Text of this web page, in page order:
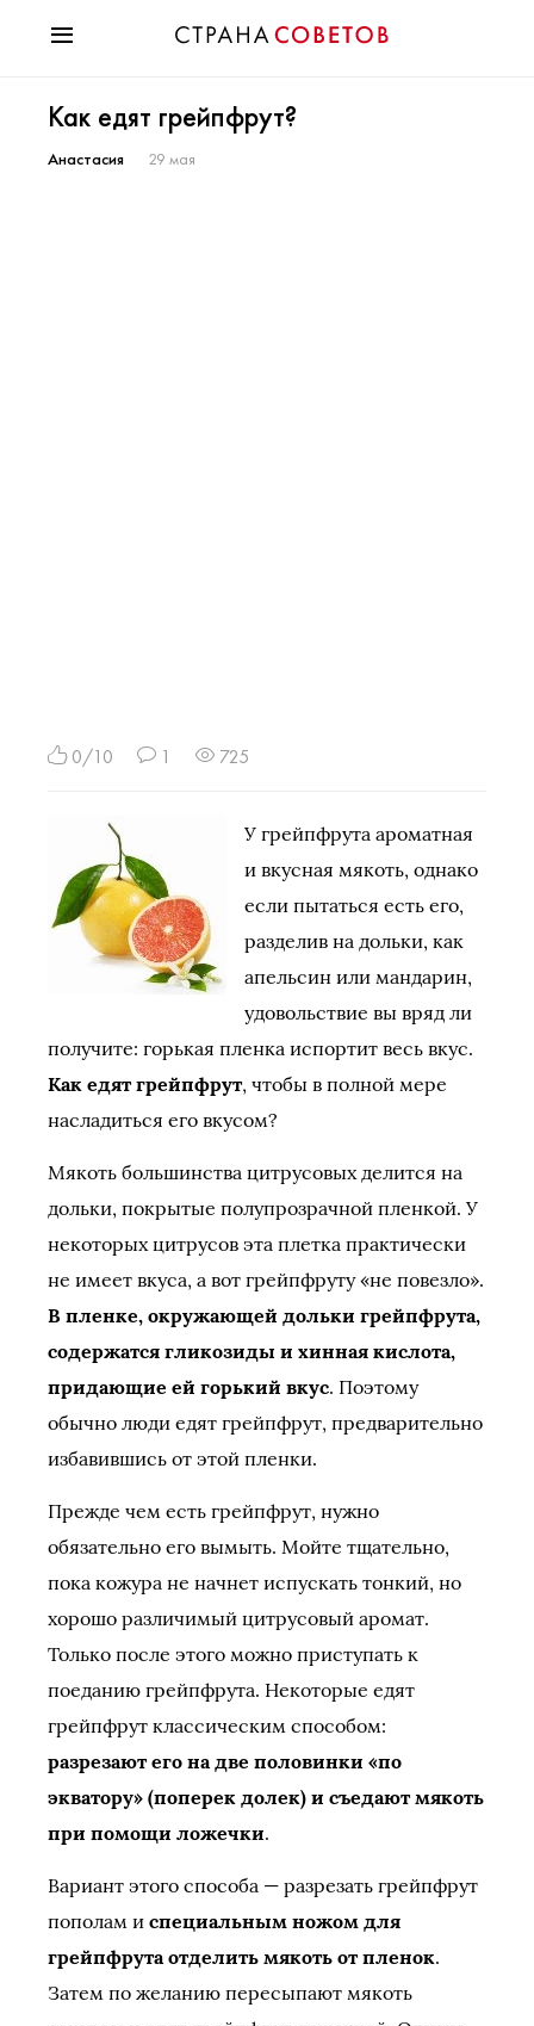
Мода
Звезды
Как едят грейпфрут?
Анастасия 29 мая
0/10 1 725
У грейпфрута ароматная
и вкусная мякоть, однако
если пытаться есть его,
разделив на дольки, как
апельсин или мандарин,
удовольствие вы вряд ли
получите: горькая пленка испортит весь вкус.
Как едят грейпфрут, чтобы в полной мере
насладиться его вкусом?
Мякоть большинства цитрусовых делится на
дольки, покрытые полупрозрачной пленкой. У
некоторых цитрусов эта плетка практически
не имеет вкуса, а вот грейпфруту «не повезло».
В пленке, окружающей дольки грейпфрута,
содержатся гликозиды и хинная кислота,
придающие ей горький вкус. Поэтому
обычно люди едят грейпфрут, предварительно
избавившись от этой пленки.
Прежде чем есть грейпфрут, нужно
обязательно его вымыть. Мойте тщательно,
пока кожура не начнет испускать тонкий, но
хорошо различимый цитрусовый аромат.
Только после этого можно приступать к
поеданию грейпфрута. Некоторые едят
грейпфрут классическим способом:
разрезают его на две половинки «по
экватору» (поперек долек) и съедают мякоть
при помощи ложечки.
Вариант этого способа — разрезать грейпфрут
пополам и специальным ножом для
грейпфрута отделить мякоть от пленок.
Затем по желанию пересыпают мякоть